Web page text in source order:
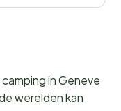
in Geneve
werelden kan